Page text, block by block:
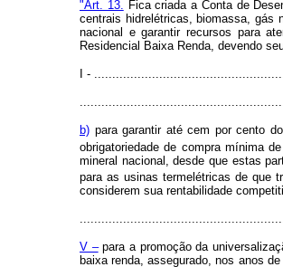
"Art. 13. Fica criada a Conta de
centrais hidrelétricas, biomassa, gás
nacional e garantir recursos para
Residencial Baixa Renda, devendo
I -
b) para garantir até cem por cento
obrigatoriedade de compra mínima
mineral nacional, desde que estas
para as usinas termelétricas de que
considerem sua rentabilidade
V –para a promoção da
baixa renda, assegurado, nos anos